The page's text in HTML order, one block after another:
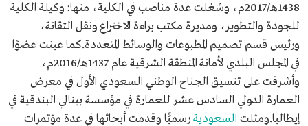
1438هـ/2017م، وشغلت عدة مناصب في الكلية، منها: وكيلة الكلية
للجودة والتطوير، ومديرة مكتب براءة الاختراع ونقل التقانة،
ورئيس قسم تصميم المطبوعات والوسائط المتعددة.كما عينت عضوًا
في المجلس البلدي لأمانة المنطقة الشرقية عام 1437هـ/2016م،
وأشرفت على تنسيق الجناح الوطني السعودي الأول في معرض
العمارة الدولي السادس عشر للعمارة في مؤسسة بينالي البندقية في
إيطاليا.ومثلت السعوديةرسميًّا وقدمت أبحاثها في عدة مؤتمرات